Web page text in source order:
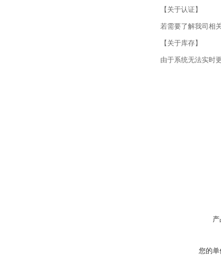
【关于认证】
若需要了解我司相
【关于库存】
由于系统无法实时
您的单